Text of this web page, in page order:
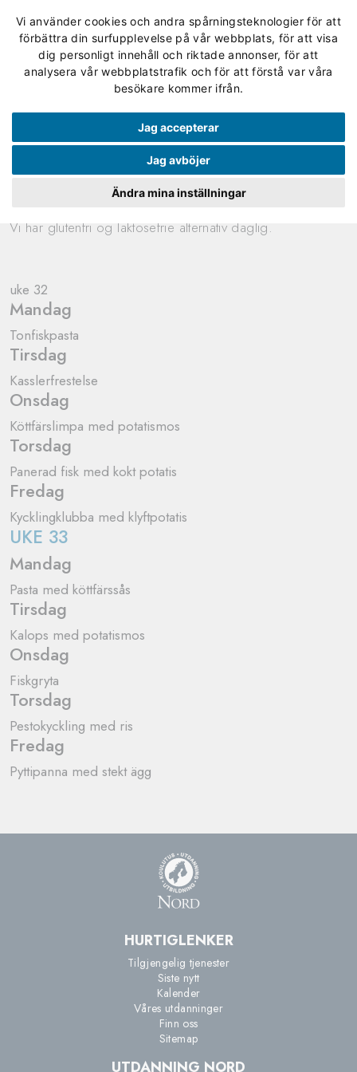
Vi använder cookies och andra spårningsteknologier för att
förbättra din surfupplevelse på vår webbplats, för att visa
dig personligt innehåll och riktade annonser, för att
analysera vår webbplatstrafik och för att förstå var våra
besökare kommer ifrån.
Jag accepterar
Jag avböjer
Ändra mina inställningar
Lunsjmeny i Övertorneå
Dagens lunsj
Lunsj blir servert mandag–fredag kl. 10.40–12.15.
Merker på menyen: M melkefri, L laktosefri, G
Vi har glutenfri og laktosefrie alternativ daglig.
uke 32
Mandag
Tonfiskpasta
Tirsdag
Kasslerfrestelse
Onsdag
Köttfärslimpa med potatismos
Torsdag
Panerad fisk med kokt potatis
Fredag​​
Kycklingklubba med klyftpotatis
UKE 33
Mandag
Pasta med köttfärssås
Tirsdag
Kalops med potatismos
Onsdag
Fiskgryta
Torsdag
Pestokyckling med ris
Fredag​​
Pyttipanna med stekt ägg
HURTIGLENKER
Tilgjengelig tjenester
Siste nytt
Kalender
Våres utdanninger
Finn oss
Sitemap
UTDANNING NORD